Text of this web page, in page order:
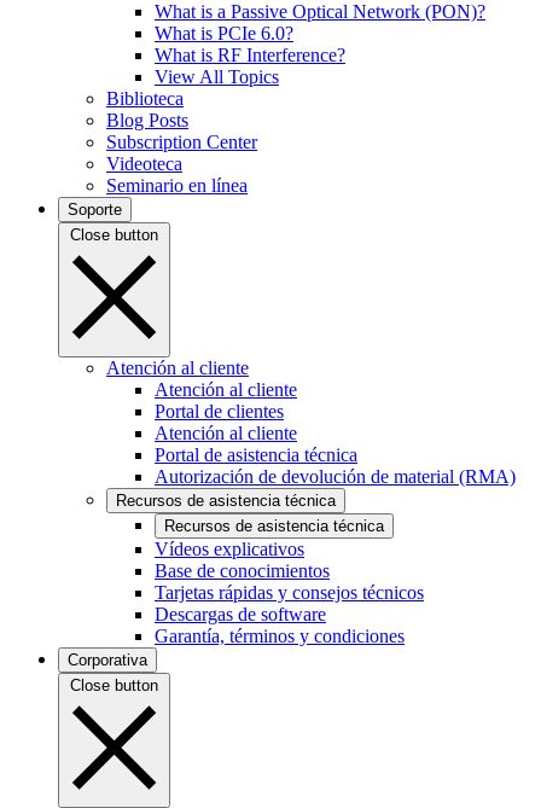
What is a Passive Optical Network (PON)?
What is PCIe 6.0?
What is RF Interference?
View All Topics
Biblioteca
Blog Posts
Subscription Center
Videoteca
Seminario en línea
Soporte
Close button
Atención al cliente
Atención al cliente
Portal de clientes
Atención al cliente
Portal de asistencia técnica
Autorización de devolución de material (RMA)
Recursos de asistencia técnica
Recursos de asistencia técnica
Vídeos explicativos
Base de conocimientos
Tarjetas rápidas y consejos técnicos
Descargas de software
Garantía, términos y condiciones
Corporativa
Close button